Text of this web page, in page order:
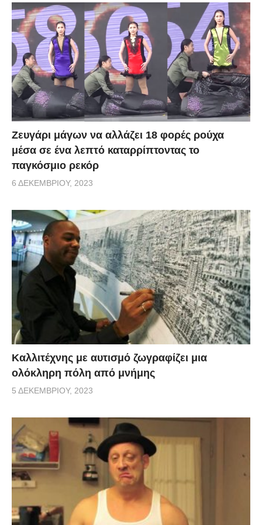
Zευγάρι μάγων να αλλάζει 18 φορές ρούχα
μέσα σε ένα λεπτό καταρρίπτοντας το
παγκόσμιο ρεκόρ
6 ΔΕΚΕΜΒΡΊΟΥ, 2023
Καλλιτέχνης με αυτισμό ζωγραφίζει μια
ολόκληρη πόλη από μνήμης
5 ΔΕΚΕΜΒΡΊΟΥ, 2023